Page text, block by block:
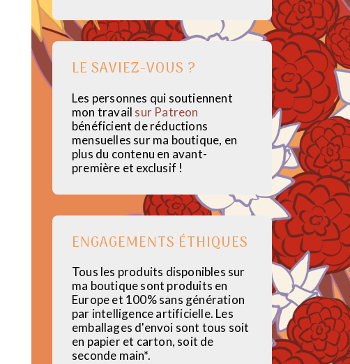
LE SAVIEZ-VOUS ?
Les personnes qui soutiennent
mon travail sur Patreon
bénéficient de réductions
mensuelles sur ma boutique, en
plus du contenu en avant-
première et exclusif !
ENGAGEMENTS ÉTHIQUES
Tous les produits disponibles sur
ma boutique sont produits en
Europe et 100% sans génération
par intelligence artificielle. Les
emballages d'envoi sont tous soit
en papier et carton, soit de
seconde main*.